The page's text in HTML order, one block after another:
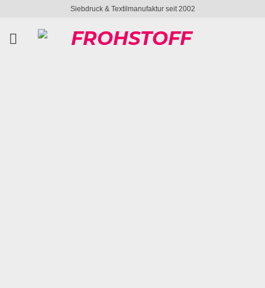
springen
Siebdruck & Textilmanufaktur seit 2002